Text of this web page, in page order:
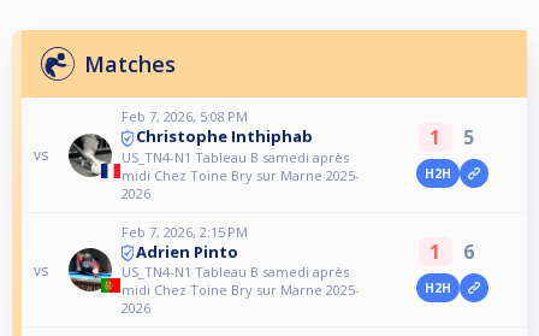
Matches
vs
Feb 7, 2026, 5:08 PM
Christophe Inthiphab
US_TN4-N1 Tableau B samedi après
midi Chez Toine Bry sur Marne 2025-
2026
1 5
H2H
vs
Feb 7, 2026, 2:15 PM
Adrien Pinto
US_TN4-N1 Tableau B samedi après
midi Chez Toine Bry sur Marne 2025-
2026
1 6
H2H